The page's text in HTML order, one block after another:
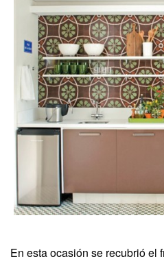
En esta ocasión se recubrió el